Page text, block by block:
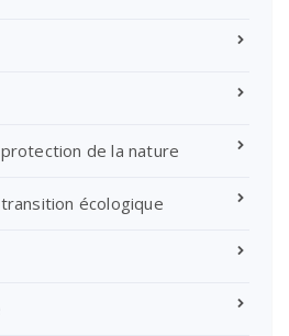
de la nature
écologique